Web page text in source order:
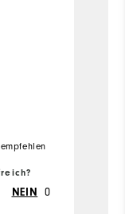
NEIN 0